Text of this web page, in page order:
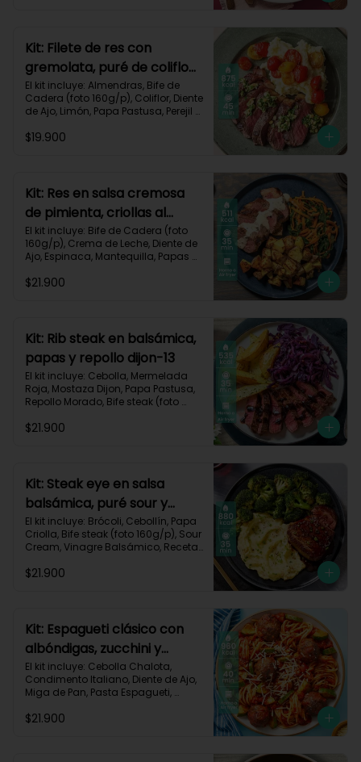
Proteínas 29g
Kit: Filete de res con
gremolata, puré de coliflor
y cherrys-71
El kit incluye: Almendras, Bife de
Cadera (foto 160g/p), Coliflor, Diente
de Ajo, Limón, Papa Pastusa, Perejil
Cherry, Receta Impresa.
$19.900
Kit: Res en salsa cremosa
de pimienta, criollas al
romero y verduras-105
El kit incluye: Bife de Cadera (foto
160g/p), Crema de Leche, Diente de
Ajo, Espinaca, Mantequilla, Papas
Fresco, Zanahoria, Receta Impresa.
$21.900
Kit: Rib steak en balsámica,
papas y repollo dijon-13
El kit incluye: Cebolla, Mermelada
Roja, Mostaza Dijon, Papa Pastusa,
Repollo Morado, Bife steak (foto
Balsámico, Vinagre de Vino Blanco,
Grasas 47g | Proteínas 36g
$21.900
Kit: Steak eye en salsa
balsámica, puré sour y
brócoli-15
El kit incluye: Brócoli, Cebollín, Papa
Criolla, Bife steak (foto 160g/p), Sour
Cream, Vinagre Balsámico, Receta
$21.900
Kit: Espagueti clásico con
albóndigas, zucchini y
parmesano-92
El kit incluye: Cebolla Chalota,
Condimento Italiano, Diente de Ajo,
Miga de Pan, Pasta Espagueti,
Molida (150g/p), Salsa de Tomates
$21.900